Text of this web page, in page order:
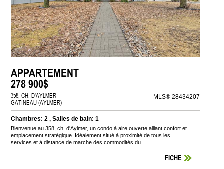
APPARTEMENT
278 900$
358, CH. D'AYLMER
GATINEAU (AYLMER)
MLS® 28434207
Chambres: 2 , Salles de bain: 1
Bienvenue au 358, ch. d'Aylmer, un condo à aire ouverte alliant confort et
emplacement stratégique. Idéalement situé à proximité de tous les
services et à distance de marche des commodités du ...
FICHE